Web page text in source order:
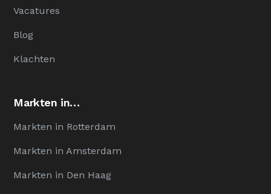
Vacatures
Blog
Klachten
Markten in…
Markten in Rotterdam
Markten in Amsterdam
Markten in Den Haag